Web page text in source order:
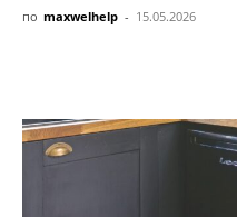
по maxwelhelp - 15.05.2026